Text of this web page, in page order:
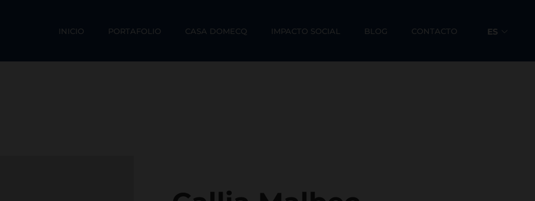
INICIO PORTAFOLIO CASA DOMECQ IMPACTO SOCIAL BLOG CONTACTO ES
EN